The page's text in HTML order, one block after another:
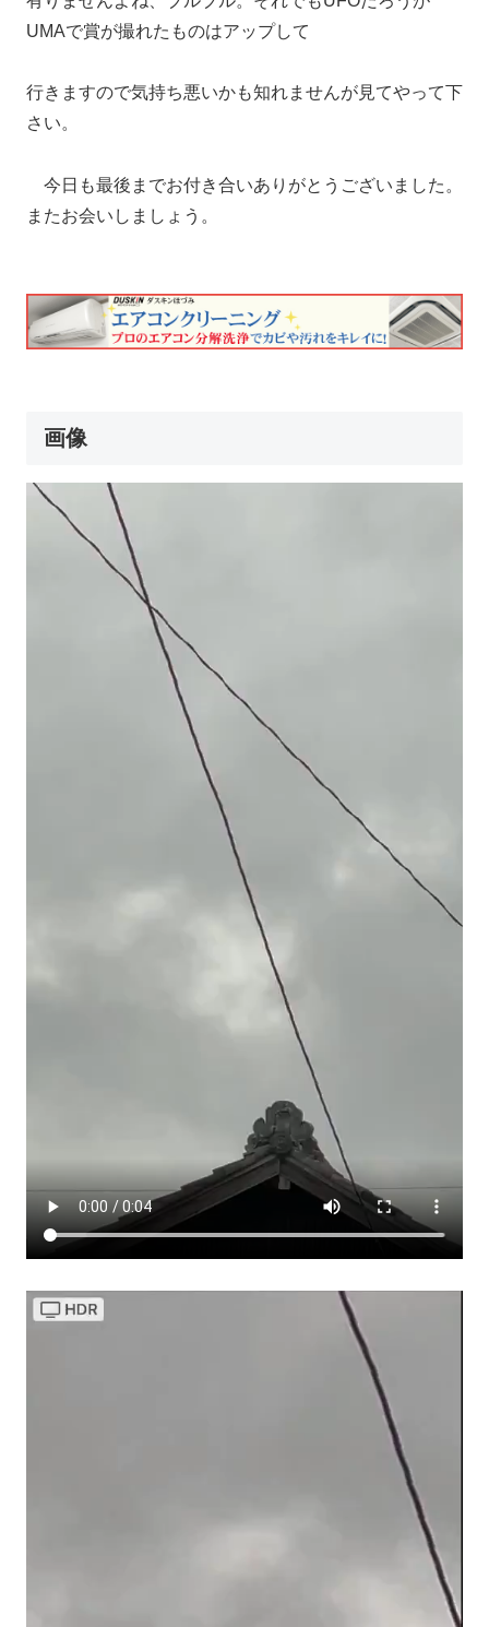
UMAで賞が撮れたものはアップして
行きますので気持ち悪いかも知れませんが見てやって下
さい。
今日も最後までお付き合いありがとうございました。
またお会いしましょう。
画像